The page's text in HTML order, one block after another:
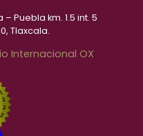
Puebla km. 1.5 int. 5
Tlaxcala.
Internacional OX